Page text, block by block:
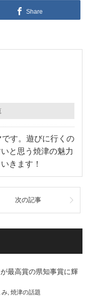
Share
す。遊びに行くの
と思う焼津の魅力
きます！
次の記事
最高賞の県知事賞に輝
み, 焼津の話題